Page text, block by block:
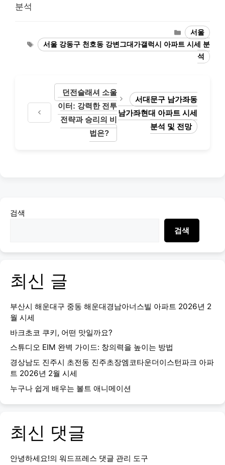
분석
Categories
서울
Tags
서울 강동구 천호동 강변그대가갤럭시 아파트 시세 분
석
던전슬래셔 소울
이터: 강력한 전투
전략과 승리의 비
법은?
서대문구 남가좌동
남가좌현대 아파트 시세
분석 및 전망
검색
검색
최신 글
부산시 해운대구 중동 해운대경남아너스빌 아파트 2026년 2
월 시세
바크초코 쿠키, 어떤 맛일까요?
스튜디오 EIM 완벽 가이드: 창의력을 높이는 방법
경상남도 진주시 초전동 진주초장엠코타운더이스턴파크 아파
트 2026년 2월 시세
누구나 쉽게 배우는 볼트 애니메이션
최신 댓글
안녕하세요!의 워드프레스 댓글 관리 도구